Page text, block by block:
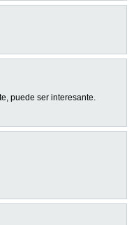
puede ser interesante.